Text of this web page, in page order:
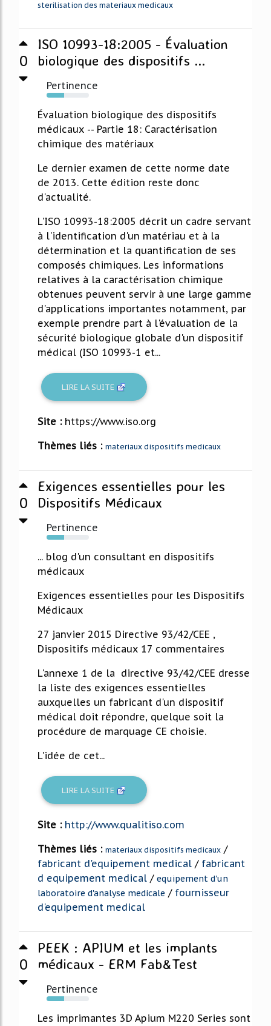
sterilisation des materiaux medicaux
0
ISO 10993-18:2005 - Évaluation
biologique des dispositifs ...
Pertinence
41%
Évaluation biologique des dispositifs
médicaux -- Partie 18: Caractérisation
chimique des matériaux
Le dernier examen de cette norme date
de 2013. Cette édition reste donc
d'actualité.
L'ISO 10993-18:2005 décrit un cadre servant
à l'identification d'un matériau et à la
détermination et la quantification de ses
composés chimiques. Les informations
relatives à la caractérisation chimique
obtenues peuvent servir à une large gamme
d'applications importantes notamment, par
exemple prendre part à l'évaluation de la
sécurité biologique globale d'un dispositif
médical (ISO 10993-1 et...
LIRE LA SUITE
Site : https://www.iso.org
Thèmes liés : materiaux dispositifs medicaux
0
Exigences essentielles pour les
Dispositifs Médicaux
Pertinence
41%
... blog d'un consultant en dispositifs
médicaux
Exigences essentielles pour les Dispositifs
Médicaux
27 janvier 2015 Directive 93/42/CEE ,
Dispositifs médicaux 17 commentaires
L'annexe 1 de la directive 93/42/CEE dresse
la liste des exigences essentielles
auxquelles un fabricant d'un dispositif
médical doit répondre, quelque soit la
procédure de marquage CE choisie.
L'idée de cet...
LIRE LA SUITE
Site : http://www.qualitiso.com
Thèmes liés : materiaux dispositifs medicaux /
fabricant d'equipement medical / fabricant
d equipement medical / equipement d'un
laboratoire d'analyse medicale / fournisseur
d'equipement medical
0
PEEK : APIUM et les implants
médicaux - ERM Fab&Test
Pertinence
41%
Les imprimantes 3D Apium M220 Series sont